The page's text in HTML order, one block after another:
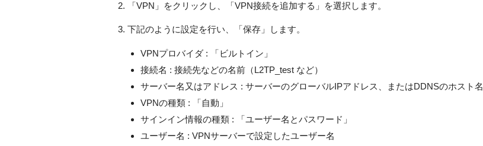
「VPN」をクリックし、「VPN接続を追加する」を選択します。
下記のように設定を行い、「保存」します。
VPNプロバイダ : 「ビルトイン」
接続名 : 接続先などの名前（L2TP_test など）
サーバー名又はアドレス : サーバーのグローバルIPアドレス、またはDDNSのホスト名
VPNの種類 : 「自動」
サインイン情報の種類 : 「ユーザー名とパスワード」
ユーザー名 : VPNサーバーで設定したユーザー名